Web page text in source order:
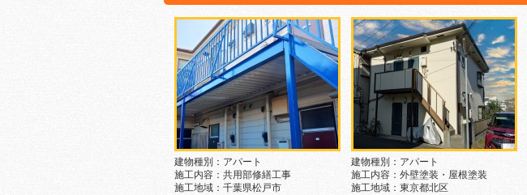
建物種別：アパート
施工内容：共用部修繕工事
施工地域：千葉県松戸市
建物種別：アパート
施工内容：外壁塗装・屋根塗装
施工地域：東京都北区